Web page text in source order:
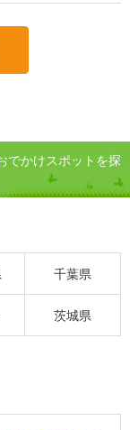
でかけスポットを探
千葉県
茨城県